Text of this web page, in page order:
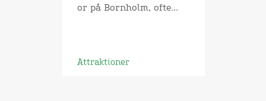
or på Bornholm, ofte...
Attraktioner